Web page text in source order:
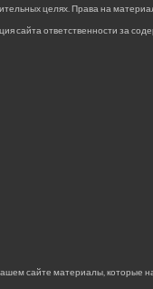
целях. Права на
сайта ответственности за
сайте материалы, которые